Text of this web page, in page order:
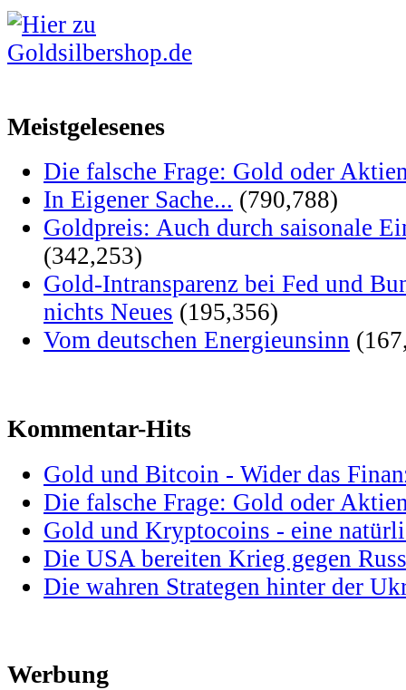
Meistgelesenes
Die falsche Frage: Gold oder
In Eigener Sache... (790,788)
Goldpreis: Auch durch saisonale
(342,253)
Gold-Intransparenz bei Fed und
nichts Neues (195,356)
Vom deutschen Energieunsinn
Kommentar-Hits
Gold und Bitcoin - Wider das
Die falsche Frage: Gold oder
Gold und Kryptocoins - eine
Die USA bereiten Krieg gegen
Die wahren Strategen hinter der
Werbung